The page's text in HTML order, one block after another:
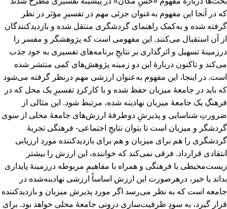
که در آنجا این مفهوم به‌عنوان جزئی مهم در تفسیرِ مؤثر در نظر
گرفته ‌شده و به‌کمک راهنمای گردشگری منتقل شده و بازدیدکنندگان
از آن استقبال می‌کنند. این مفهومی است که پژوهشگر و مفسر را
درزمینۀ تسهیل و اثرگذاری بر نتایجِ برنامه‌های تفسیری به خود جذب
می‌کند و تاکنون دربارۀ این دو زمینه پژوهش‌های کمی منتشر شده‌
است. در اینجا، این مفهوم به‌عنوان ارزشی مهم درنظر گرفته می‌شود
که باید در جامعۀ میزبان حفظ‌ شده و با کارکردِ تفسیرِ یک محل که در
فرهنگِ یک جامعۀ میزبان نهادینه ‌شده، مرتبط شود. این مثالی از
ضرورتِ شناسایی و پذیرشِ دوطرفۀ ارزش‌های جامعۀ محلی از سوی
گردشگر و میزبان است تا بتوان نتایجِ اجتماعی- فرهنگی تجربۀ
گردشگری را هم برای میزبان و هم برای بازدیدکننده مورد ارزیابی
انتقادی قرارداد. فرقی نمی‌کند که خواننده، این ارزش را بیشتر
زیست‌محیطی یا فرهنگی و همراه با مفاهیمِ مربوطه درزمینۀ پایداری
بداند یا خیر، درهرصورت این ارزش اساساً ارزشی نهادینه‌شده در
جامعه است که به نظر می‌رسد اگر مورد پذیرش میزبان و بازدیدکننده
قرار گیرد، به سودِ ظرفیت‌سازی درونی جامعۀ محلی خواهد بود. برای